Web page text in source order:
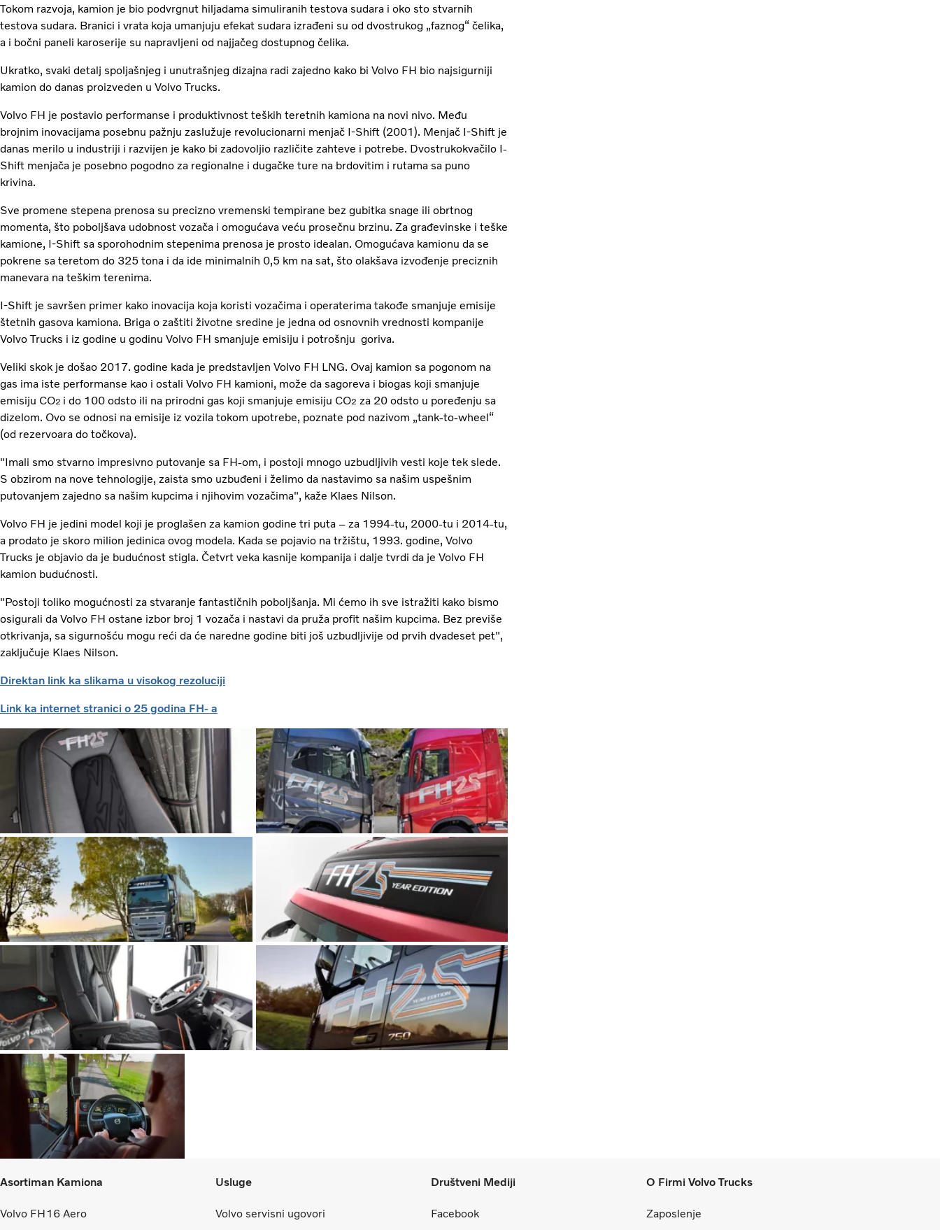
Tokom razvoja, kamion je bio podvrgnut hiljadama simuliranih testova sudara i oko sto stvarnih
testova sudara. Branici i vrata koja umanjuju efekat sudara izrađeni su od dvostrukog „faznog“ čelika,
a i bočni paneli karoserije su napravljeni od najjačeg dostupnog čelika.
Ukratko, svaki detalj spoljašnjeg i unutrašnjeg dizajna radi zajedno kako bi Volvo FH bio najsigurniji
kamion do danas proizveden u Volvo Trucks.
Volvo FH je postavio performanse i produktivnost teških teretnih kamiona na novi nivo. Među
brojnim inovacijama posebnu pažnju zaslužuje revolucionarni menjač I-Shift (2001). Menjač I-Shift je
danas merilo u industriji i razvijen je kako bi zadovoljio različite zahteve i potrebe. Dvostrukokvačilo I-
Shift menjača je posebno pogodno za regionalne i dugačke ture na brdovitim i rutama sa puno
krivina.
Sve promene stepena prenosa su precizno vremenski tempirane bez gubitka snage ili obrtnog
momenta, što poboljšava udobnost vozača i omogućava veću prosečnu brzinu. Za građevinske i teške
kamione, I-Shift sa sporohodnim stepenima prenosa je prosto idealan. Omogućava kamionu da se
pokrene sa teretom do 325 tona i da ide minimalnih 0,5 km na sat, što olakšava izvođenje preciznih
manevara na teškim terenima.
I-Shift je savršen primer kako inovacija koja koristi vozačima i operaterima takođe smanjuje emisije
štetnih gasova kamiona. Briga o zaštiti životne sredine je jedna od osnovnih vrednosti kompanije
Volvo Trucks i iz godine u godinu Volvo FH smanjuje emisiju i potrošnju goriva.
Veliki skok je došao 2017. godine kada je predstavljen Volvo FH LNG. Ovaj kamion sa pogonom na
gas ima iste performanse kao i ostali Volvo FH kamioni, može da sagoreva i biogas koji smanjuje
emisiju CO2 i do 100 odsto ili na prirodni gas koji smanjuje emisiju CO2 za 20 odsto u poređenju sa
dizelom. Ovo se odnosi na emisije iz vozila tokom upotrebe, poznate pod nazivom „tank-to-wheel“
(od rezervoara do točkova).
"Imali smo stvarno impresivno putovanje sa FH-om, i postoji mnogo uzbudljivih vesti koje tek slede.
S obzirom na nove tehnologije, zaista smo uzbuđeni i želimo da nastavimo sa našim uspešnim
putovanjem zajedno sa našim kupcima i njihovim vozačima", kaže Klaes Nilson.
Volvo FH je jedini model koji je proglašen za kamion godine tri puta – za 1994-tu, 2000-tu i 2014-tu,
a prodato je skoro milion jedinica ovog modela. Kada se pojavio na tržištu, 1993. godine, Volvo
Trucks je objavio da je budućnost stigla. Četvrt veka kasnije kompanija i dalje tvrdi da je Volvo FH
kamion budućnosti.
"Postoji toliko mogućnosti za stvaranje fantastičnih poboljšanja. Mi ćemo ih sve istražiti kako bismo
osigurali da Volvo FH ostane izbor broj 1 vozača i nastavi da pruža profit našim kupcima. Bez previše
otkrivanja, sa sigurnošću mogu reći da će naredne godine biti još uzbudljivije od prvih dvadeset pet",
zaključuje Klaes Nilson.
Direktan link ka slikama u visokog rezoluciji
Link ka internet stranici o 25 godina FH- a
Asortiman Kamiona
Volvo FH16 Aero
Usluge
Volvo servisni ugovori
Društveni Mediji
Facebook
O Firmi Volvo Trucks
Zaposlenje